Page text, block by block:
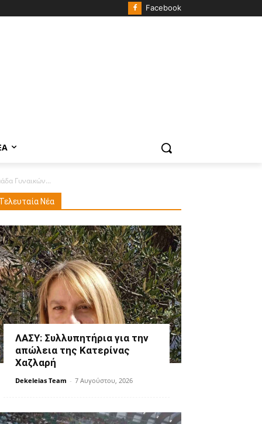
Facebook
Γυναικών...
Τελευταία Νέα
ΛΑΣΥ: Συλλυπητήρια για την
απώλεια της Κατερίνας
Χαζλαρή
Dekeleias Team - 7 Αυγούστου, 2026